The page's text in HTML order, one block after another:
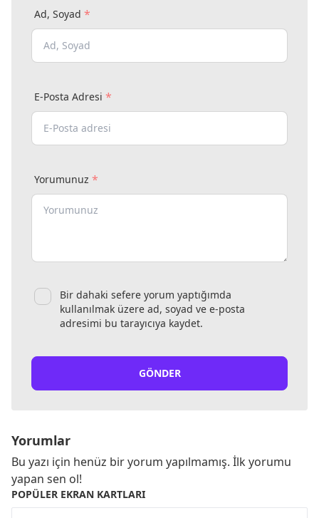
Ad, Soyad *
E-Posta Adresi *
Yorumunuz *
Bir dahaki sefere yorum yaptığımda
kullanılmak üzere ad, soyad ve e-posta
adresimi bu tarayıcıya kaydet.
GÖNDER
Yorumlar
Bu yazı için henüz bir yorum yapılmamış. İlk yorumu
yapan sen ol!
POPÜLER EKRAN KARTLARI